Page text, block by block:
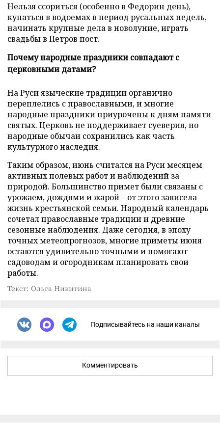
Нельзя ссориться (особенно в Федорин день),
купаться в водоемах в период русальных недель,
начинать крупные дела в новолуние, играть
свадьбы в Петров пост.
Почему народные праздники совпадают с
церковными датами?
На Руси языческие традиции органично
переплелись с православными, и многие
народные праздники приурочены к дням памяти
святых. Церковь не поддерживает суеверия, но
народные обычаи сохранились как часть
культурного наследия.
Таким образом, июнь считался на Руси месяцем
активных полевых работ и наблюдений за
природой. Большинство примет были связаны с
урожаем, дождями и жарой – от этого зависела
жизнь крестьянской семьи. Народный календарь
сочетал православные традиции и древние
сезонные наблюдения. Даже сегодня, в эпоху
точных метеопрогнозов, многие приметы июня
остаются удивительно точными и помогают
садоводам и огородникам планировать свои
работы.
Текст: Ольга Никитина
Подписывайтесь на наши каналы
Комментировать